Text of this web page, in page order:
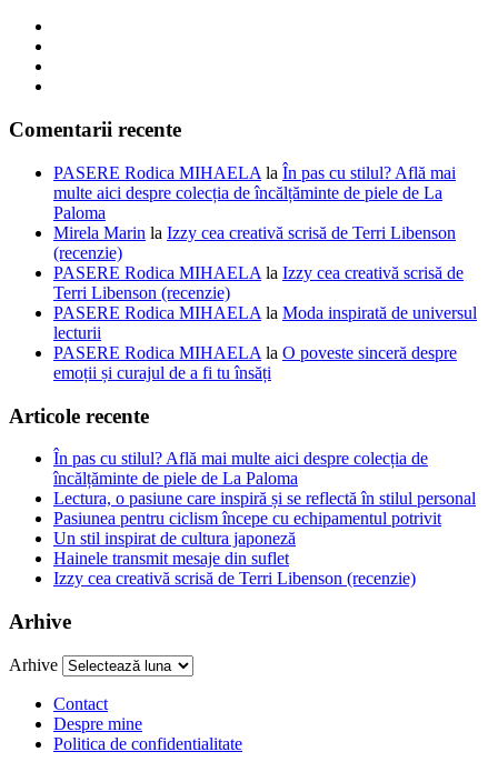
Comentarii recente
PASERE Rodica MIHAELA la În pas cu stilul? Află mai
multe aici despre colecția de încălțăminte de piele de La
Paloma
Mirela Marin la Izzy cea creativă scrisă de Terri Libenson
(recenzie)
PASERE Rodica MIHAELA la Izzy cea creativă scrisă de
Terri Libenson (recenzie)
PASERE Rodica MIHAELA la Moda inspirată de universul
lecturii
PASERE Rodica MIHAELA la O poveste sinceră despre
emoții și curajul de a fi tu însăți
Articole recente
În pas cu stilul? Află mai multe aici despre colecția de
încălțăminte de piele de La Paloma
Lectura, o pasiune care inspiră și se reflectă în stilul personal
Pasiunea pentru ciclism începe cu echipamentul potrivit
Un stil inspirat de cultura japoneză
Hainele transmit mesaje din suflet
Izzy cea creativă scrisă de Terri Libenson (recenzie)
Arhive
Arhive
Contact
Despre mine
Politica de confidentialitate